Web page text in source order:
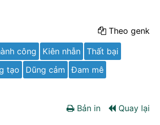
Theo genk
công Kiên nhẫn Thất bại
tạo Dũng cảm Đam mê
Bản in Quay lại